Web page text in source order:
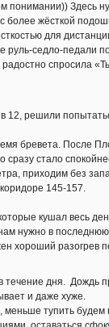
понимании)) Здесь
жёсткой
для
руль-седло-педали
спросила
12, решили
бревета. После
сразу стало
приходим без
145-157.
кушал весь
нам нужно в
хороший разогрев
течение дня. Дождь
и даже хуже.
тупить будем